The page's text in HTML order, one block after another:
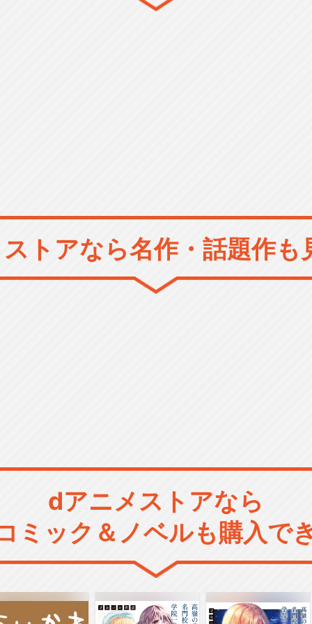
トアなら名作・話題作も
dアニメストアなら
ミック＆ノベルも購入で